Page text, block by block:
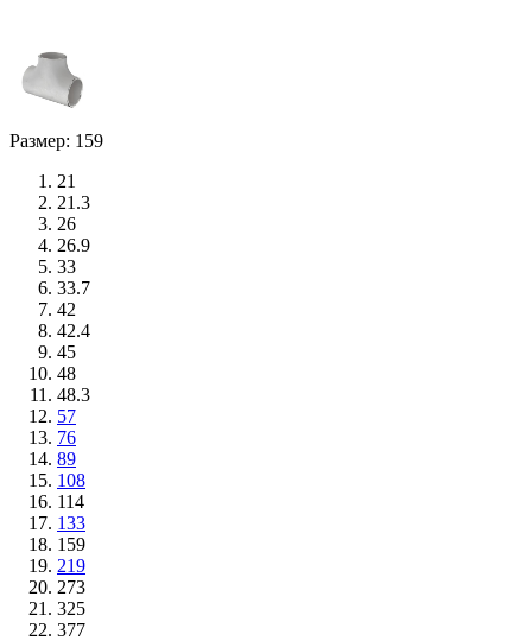
Размер: 159
21
21.3
26
26.9
33
33.7
42
42.4
45
48
48.3
57
76
89
108
114
133
159
219
273
325
377